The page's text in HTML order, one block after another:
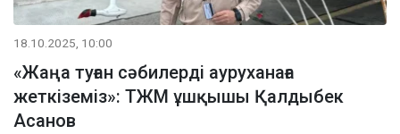
18.10.2025, 10:00
«Жаңа туған сәбилерді ауруханаға
жеткіземіз»: ТЖМ ұшқышы Қалдыбек
Асанов